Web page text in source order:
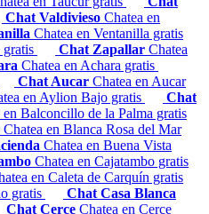
Chat Valdivieso Chatea en
Chatea en Ventanilla gratis
gratis Chat Zapallar Chatea
Chatea en Achara gratis
Chat Aucar Chatea en Aucar
en Aylion Bajo gratis
Chat
en Balconcillo de la Palma gratis
Chatea en Blanca Rosa del Mar
Chatea en Buena Vista
Chatea en Cajatambo gratis
en Caleta de Carquín gratis
gratis
Chat Casa Blanca
Chat Cerce Chatea en Cerce